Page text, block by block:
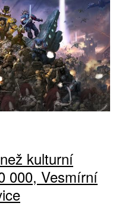
kulturní
000, Vesmírní